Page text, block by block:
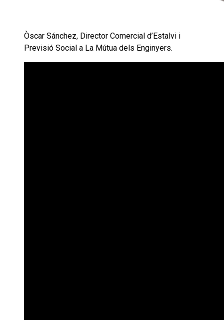
Òscar Sánchez, Director Comercial d’Estalvi i
Previsió Social a La Mútua dels Enginyers.